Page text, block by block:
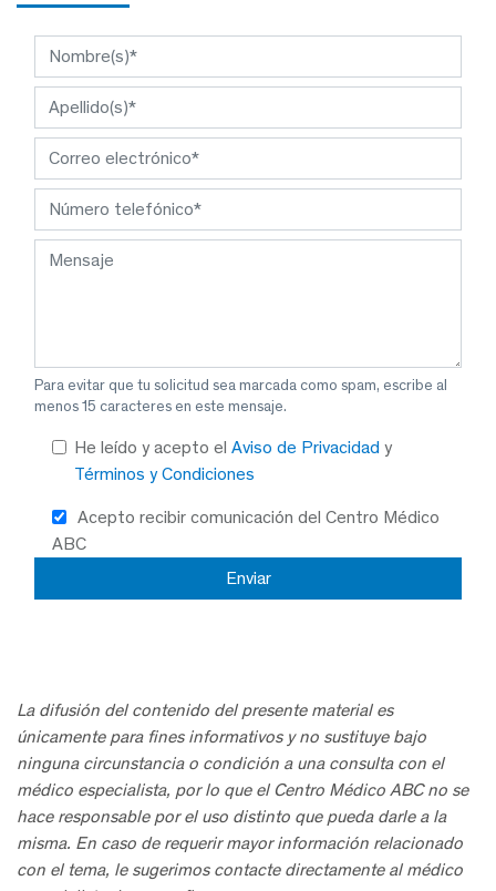
Para evitar que tu solicitud sea marcada como spam, escribe al
menos 15 caracteres en este mensaje.
He leído y acepto el Aviso de Privacidad y
Términos y Condiciones
Acepto recibir comunicación del Centro Médico
ABC
La difusión del contenido del presente material es
únicamente para fines informativos y no sustituye bajo
ninguna circunstancia o condición a una consulta con el
médico especialista, por lo que el Centro Médico ABC no se
hace responsable por el uso distinto que pueda darle a la
misma. En caso de requerir mayor información relacionado
con el tema, le sugerimos contacte directamente al médico